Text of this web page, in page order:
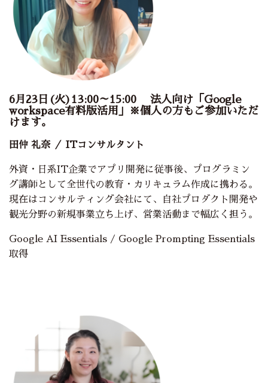
6月23日(火)13:00～15:00 法人向け「Google
workspace有料版活用」※個人の方もご参加いただ
けます。
田仲 礼奈 ／ ITコンサルタント
外資・日系IT企業でアプリ開発に従事後、プログラミン
グ講師として全世代の教育・カリキュラム作成に携わる。
現在はコンサルティング会社にて、自社プロダクト開発や
観光分野の新規事業立ち上げ、営業活動まで幅広く担う。
Google AI Essentials / Google Prompting Essentials
取得